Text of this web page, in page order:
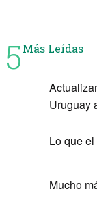
5Más Leídas
Uruguay
Lo que
Mucho